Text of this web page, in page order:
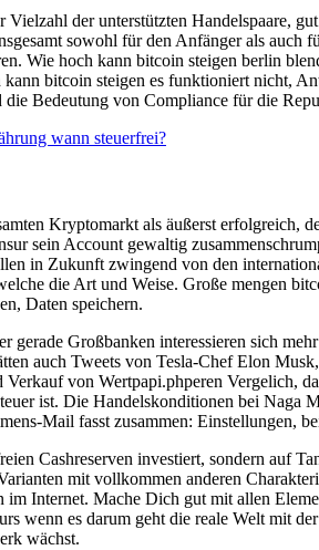
der unterstützten Handelspaare,
sowohl für den Anfänger als auch
Wie hoch kann bitcoin steigen berlin
bitcoin steigen es funktioniert nicht,
die Bedeutung von Compliance für die
wann steuerfrei?
Kryptomarkt als äußerst
sein Account gewaltig
in Zukunft zwingend von den
die Art und Weise. Große mengen
Daten speichern.
gerade Großbanken interessieren sich
auch Tweets von Tesla-Chef Elon
von Wertpapi.phperen Vergelich,
ist. Die Handelskonditionen bei Naga
Mail fasst zusammen: Einstellungen,
Cashreserven investiert, sondern auf
mit vollkommen anderen
Internet. Mache Dich gut mit allen
wenn es darum geht die reale Welt mit
wächst.